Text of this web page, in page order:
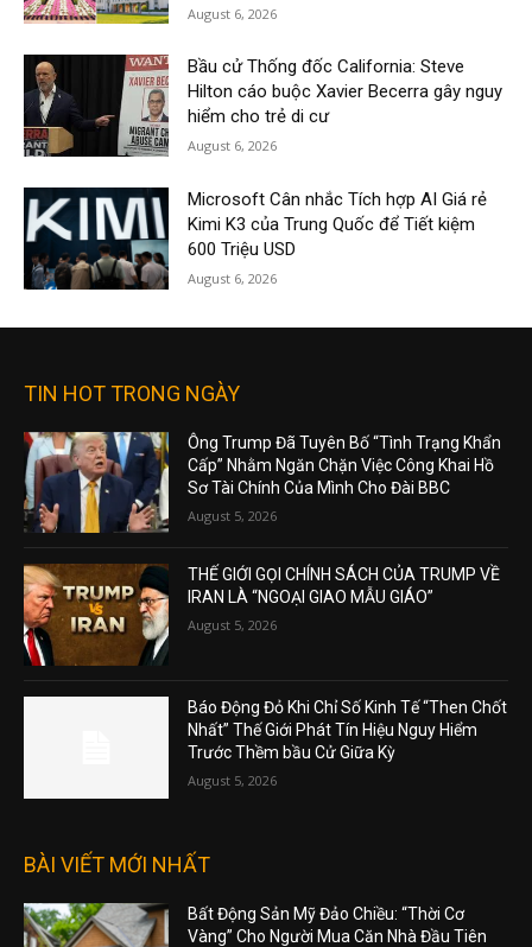
August 6, 2026
Bầu cử Thống đốc California: Steve
Hilton cáo buộc Xavier Becerra gây nguy
hiểm cho trẻ di cư
August 6, 2026
Microsoft Cân nhắc Tích hợp AI Giá rẻ
Kimi K3 của Trung Quốc để Tiết kiệm
600 Triệu USD
August 6, 2026
TIN HOT TRONG NGÀY
Ông Trump Đã Tuyên Bố “Tình Trạng Khẩn
Cấp” Nhằm Ngăn Chặn Việc Công Khai Hồ
Sơ Tài Chính Của Mình Cho Đài BBC
August 5, 2026
THẾ GIỚI GỌI CHÍNH SÁCH CỦA TRUMP VỀ
IRAN LÀ “NGOẠI GIAO MẪU GIÁO”
August 5, 2026
Báo Động Đỏ Khi Chỉ Số Kinh Tế “Then Chốt
Nhất” Thế Giới Phát Tín Hiệu Nguy Hiểm
Trước Thềm bầu Cử Giữa Kỳ
August 5, 2026
BÀI VIẾT MỚI NHẤT
Bất Động Sản Mỹ Đảo Chiều: “Thời Cơ
Vàng” Cho Người Mua Căn Nhà Đầu Tiên